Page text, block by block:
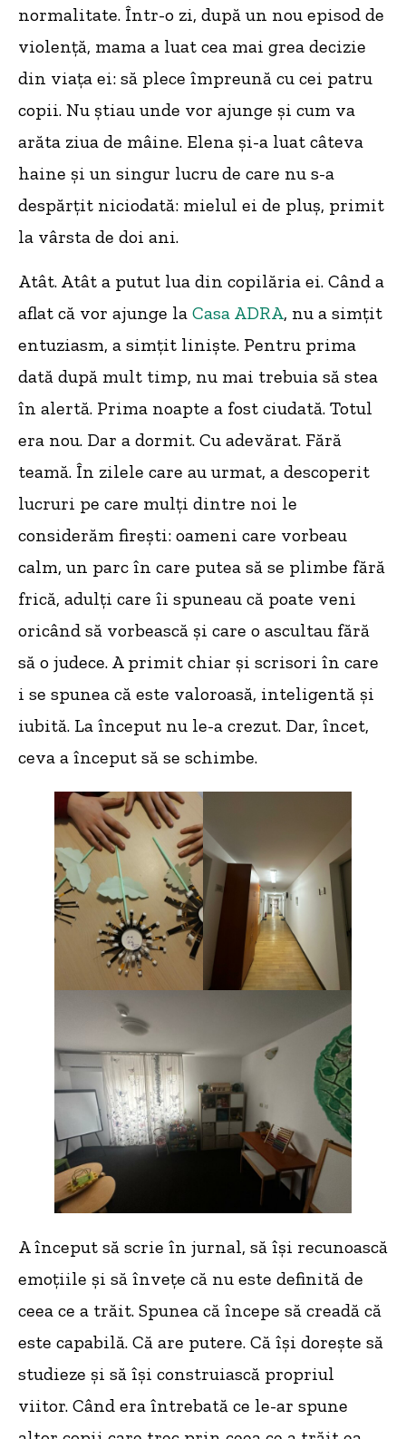
normalitate. Într-o zi, după un nou episod de
violență, mama a luat cea mai grea decizie
din viața ei: să plece împreună cu cei patru
copii. Nu știau unde vor ajunge și cum va
arăta ziua de mâine. Elena și-a luat câteva
haine și un singur lucru de care nu s-a
despărțit niciodată: mielul ei de pluș, primit
la vârsta de doi ani.
Atât. Atât a putut lua din copilăria ei. Când a
aflat că vor ajunge la Casa ADRA, nu a simțit
entuziasm, a simțit liniște. Pentru prima
dată după mult timp, nu mai trebuia să stea
în alertă. Prima noapte a fost ciudată. Totul
era nou. Dar a dormit. Cu adevărat. Fără
teamă. În zilele care au urmat, a descoperit
lucruri pe care mulți dintre noi le
considerăm firești: oameni care vorbeau
calm, un parc în care putea să se plimbe fără
frică, adulți care îi spuneau că poate veni
oricând să vorbească și care o ascultau fără
să o judece. A primit chiar și scrisori în care
i se spunea că este valoroasă, inteligentă și
iubită. La început nu le-a crezut. Dar, încet,
ceva a început să se schimbe.
A început să scrie în jurnal, să își recunoască
emoțiile și să învețe că nu este definită de
ceea ce a trăit. Spunea că începe să creadă că
este capabilă. Că are putere. Că își dorește să
studieze și să își construiască propriul
viitor. Când era întrebată ce le-ar spune